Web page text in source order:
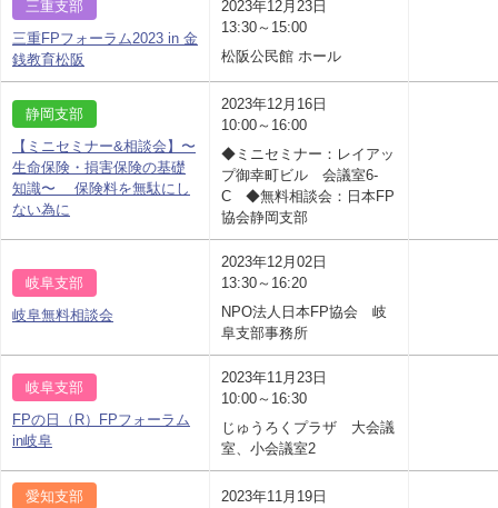
三重支部
三重FPフォーラム2023 in 金
銭教育松阪
2023年12月23日
13:30～15:00
松阪公民館 ホール
静岡支部
【ミニセミナー&相談会】〜
生命保険・損害保険の基礎
知識〜 保険料を無駄にし
ない為に
2023年12月16日
10:00～16:00
◆ミニセミナー：レイアッ
プ御幸町ビル 会議室6-
C ◆無料相談会：日本FP
協会静岡支部
岐阜支部
岐阜無料相談会
2023年12月02日
13:30～16:20
NPO法人日本FP協会 岐
阜支部事務所
岐阜支部
FPの日（R）FPフォーラム
in岐阜
2023年11月23日
10:00～16:30
じゅうろくプラザ 大会議
室、小会議室2
愛知支部
2023年11月19日